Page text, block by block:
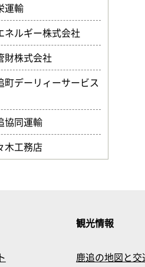
運輸
ネルギー株式会社
財株式会社
町デーリィーサービス
協同運輸
木工務店
観光情報
鹿追の地図と